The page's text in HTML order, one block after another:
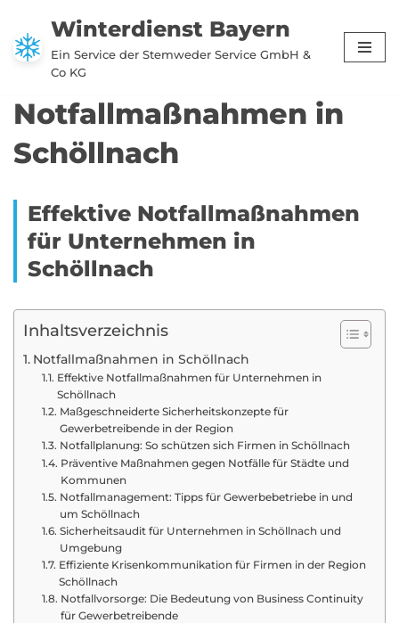
Zum
Inhalt
Winterdienst Bayern
Ein Service der Stemweder Service GmbH &
Co KG
Notfallmaßnahmen in
Schöllnach
Effektive Notfallmaßnahmen
für Unternehmen in
Schöllnach
Inhaltsverzeichnis
Notfallmaßnahmen in Schöllnach
Effektive Notfallmaßnahmen für Unternehmen in
Schöllnach
Maßgeschneiderte Sicherheitskonzepte für
Gewerbetreibende in der Region
Notfallplanung: So schützen sich Firmen in Schöllnach
Präventive Maßnahmen gegen Notfälle für Städte und
Kommunen
Notfallmanagement: Tipps für Gewerbebetriebe in und
um Schöllnach
Sicherheitsaudit für Unternehmen in Schöllnach und
Umgebung
Effiziente Krisenkommunikation für Firmen in der Region
Schöllnach
Notfallvorsorge: Die Bedeutung von Business Continuity
für Gewerbetreibende